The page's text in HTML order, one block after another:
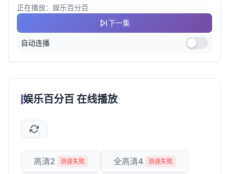
正在播放：娱乐百分百
下一集
自动连播
娱乐百分百 在线播放
高清2 测速失败 全高清4 测速失败